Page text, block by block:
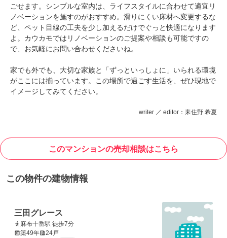
ごせます。シンプルな室内は、ライフスタイルに合わせて適宜リ
ノベーションを施すのがおすすめ。滑りにくい床材へ変更するな
ど、ペット目線の工夫を少し加えるだけでぐっと快適になります
よ。カウカモではリノベーションのご提案や相談も可能ですの
で、お気軽にお問い合わせくださいね。
家でも外でも、大切な家族と「ずっといっしょに」いられる環境
がここには揃っています。この場所で過ごす生活を、ぜひ現地で
イメージしてみてください。
writer ／ editor：耒住野 希夏
このマンションの売却相談はこちら
この物件の建物情報
三田グレース
麻布十番駅 徒歩7分
築49年
24戸